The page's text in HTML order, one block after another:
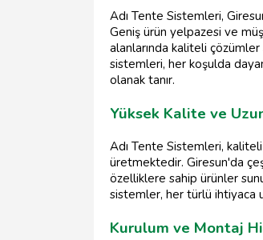
Adı Tente Sistemleri,
Geniş ürün yelpazesi ve
alanlarında kaliteli
sistemleri, her koşulda
olanak tanır.
Yüksek Kalite ve
Adı Tente Sistemleri,
üretmektedir. Giresun'da
özelliklere sahip ürünler
sistemler, her türlü ihtiyaca
Kurulum ve Montaj